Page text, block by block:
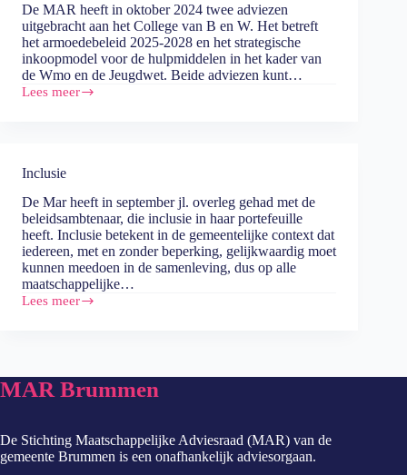
De MAR heeft in oktober 2024 twee adviezen
uitgebracht aan het College van B en W. Het betreft
het armoedebeleid 2025-2028 en het strategische
inkoopmodel voor de hulpmiddelen in het kader van
de Wmo en de Jeugdwet. Beide adviezen kunt…
Lees meer
Adviezen
Inclusie
De Mar heeft in september jl. overleg gehad met de
beleidsambtenaar, die inclusie in haar portefeuille
heeft. Inclusie betekent in de gemeentelijke context dat
iedereen, met en zonder beperking, gelijkwaardig moet
kunnen meedoen in de samenleving, dus op alle
maatschappelijke…
Lees meer
Inclusie
MAR Brummen
De Stichting Maatschappelijke Adviesraad (MAR) van de
gemeente Brummen is een onafhankelijk adviesorgaan.